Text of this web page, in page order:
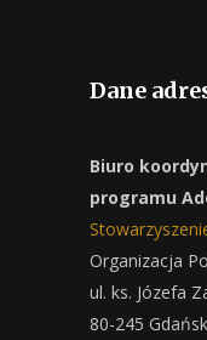
Dane
Biuro
programu
Organizacja
ul. ks. Józefa
80-245 Gdańsk